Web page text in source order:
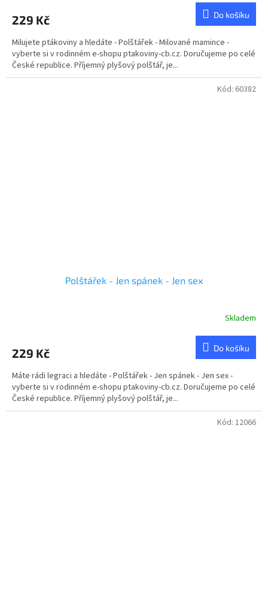
je
z
5
hvězdiček.
229 Kč Do košíku
Milujete ptákoviny a hledáte - Polštářek - Milované mamince -
vyberte si v rodinném e-shopu ptakoviny-cb.cz. Doručujeme po celé
České republice. Příjemný plyšový polštář, je...
Polštářek - Jen spánek - Jen sex
je
z
5
hvězdiček.
Skladem
229 Kč Do košíku
Máte rádi legraci a hledáte - Polštářek - Jen spánek - Jen sex -
vyberte si v rodinném e-shopu ptakoviny-cb.cz. Doručujeme po celé
České republice. Příjemný plyšový polštář, je...
Kód: 60382
Kód: 12066